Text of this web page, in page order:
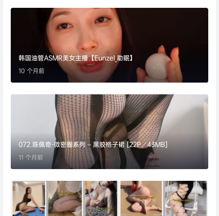
韩国油管ASMR美女主播【Eunzel_助眠】
10 个月前
072.陈佩奇-微密圈系列 – 黑胶格子裙 [22P／43MB]
11 个月前